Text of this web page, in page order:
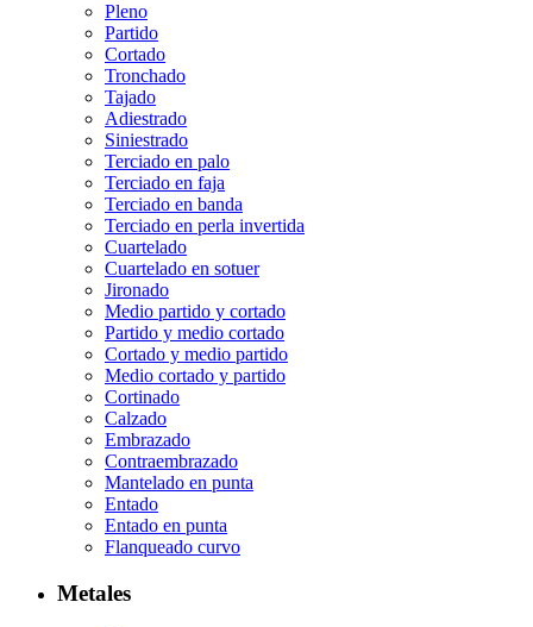
Pleno
Partido
Cortado
Tronchado
Tajado
Adiestrado
Siniestrado
Terciado en palo
Terciado en faja
Terciado en banda
Terciado en perla invertida
Cuartelado
Cuartelado en sotuer
Jironado
Medio partido y cortado
Partido y medio cortado
Cortado y medio partido
Medio cortado y partido
Cortinado
Calzado
Embrazado
Contraembrazado
Mantelado en punta
Entado
Entado en punta
Flanqueado curvo
Metales